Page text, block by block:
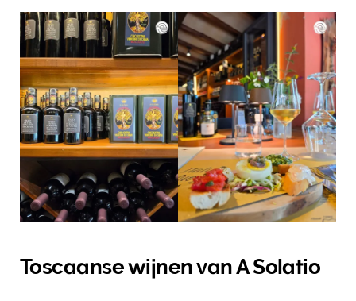
Toscaanse wijnen van A Solatio